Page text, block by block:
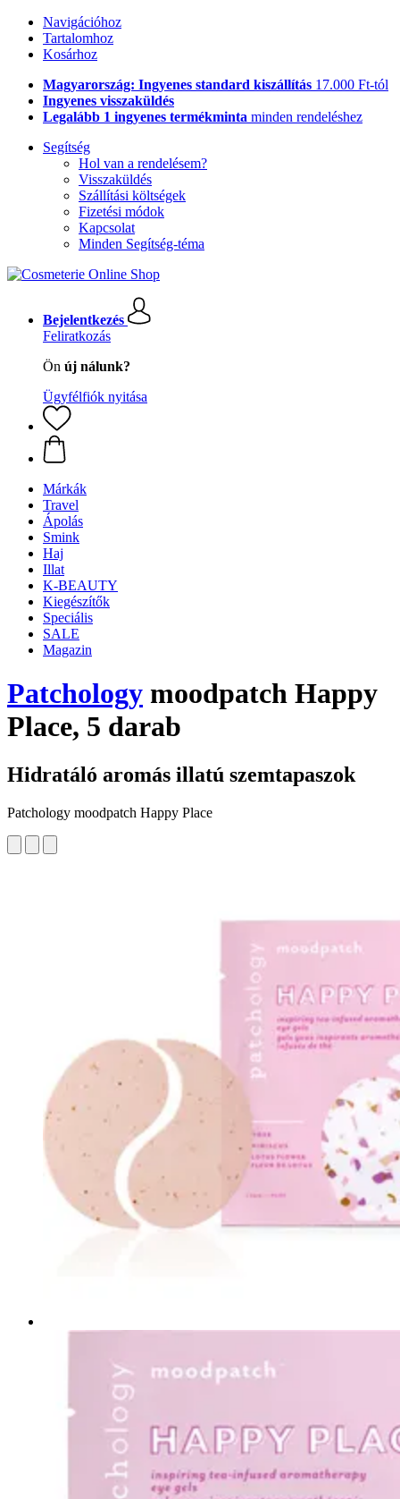
Navigációhoz
Tartalomhoz
Kosárhoz
Magyarország: Ingyenes standard kiszállítás 17.000 Ft-tól
Ingyenes visszaküldés
Legalább 1 ingyenes termékminta minden rendeléshez
Segítség
Hol van a rendelésem?
Visszaküldés
Szállítási költségek
Fizetési módok
Kapcsolat
Minden Segítség-téma
Bejelentkezés
Feliratkozás
Ön új nálunk?
Ügyfélfiók nyitása
Márkák
Travel
Ápolás
Smink
Haj
Illat
K-BEAUTY
Kiegészítők
Speciális
SALE
Magazin
Patchology moodpatch Happy
Place, 5 darab
Hidratáló aromás illatú szemtapaszok
Patchology moodpatch Happy Place